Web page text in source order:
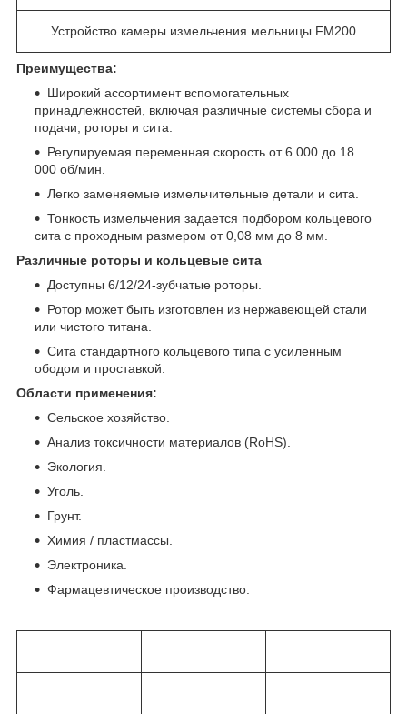
Устройство камеры измельчения мельницы FM200
Преимущества:
Широкий ассортимент вспомогательных
принадлежностей, включая различные системы сбора и
подачи, роторы и сита.
Регулируемая переменная скорость от 6 000 до 18
000 об/мин.
Легко заменяемые измельчительные детали и сита.
Тонкость измельчения задается подбором кольцевого
сита с проходным размером от 0,08 мм до 8 мм.
Различные роторы и кольцевые сита
Доступны 6/12/24-зубчатые роторы.
Ротор может быть изготовлен из нержавеющей стали
или чистого титана.
Сита стандартного кольцевого типа с усиленным
ободом и проставкой.
Области применения:
Сельское хозяйство.
Анализ токсичности материалов (RoHS).
Экология.
Уголь.
Грунт.
Химия / пластмассы.
Электроника.
Фармацевтическое производство.